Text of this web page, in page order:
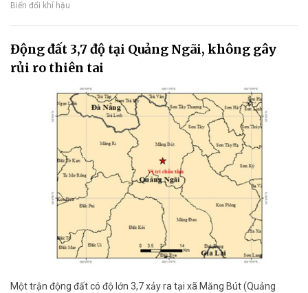
Biến đổi khí hậu
Động đất 3,7 độ tại Quảng Ngãi, không gây
rủi ro thiên tai
Một trận động đất có độ lớn 3,7 xảy ra tại xã Măng Bút (Quảng